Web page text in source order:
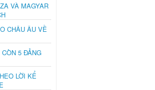
VÀ MAGYAR
CHÂU ÂU VỀ
5 ĐẢNG
LỜI KỂ